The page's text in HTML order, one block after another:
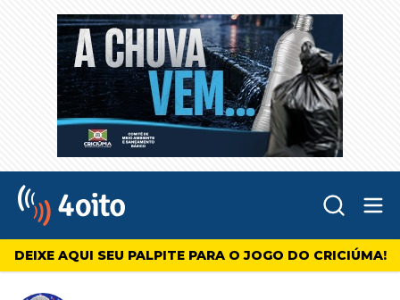
4oito
DEIXE AQUI SEU PALPITE PARA O JOGO DO CRICIÚMA!